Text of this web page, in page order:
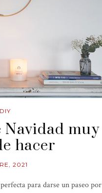
DIY
Navidad muy
hacer
2021
para darse un paseo por